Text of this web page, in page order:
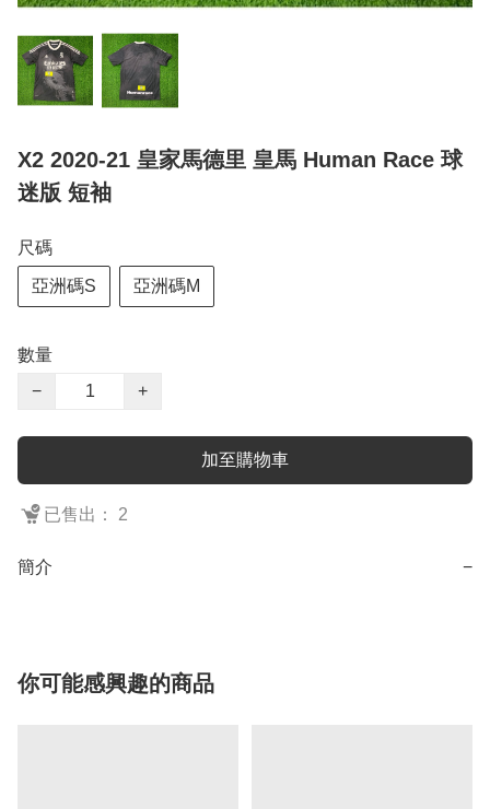
X2 2020-21 皇家馬德里 皇馬 Human Race 球
迷版 短袖
尺碼
亞洲碼S 亞洲碼M
數量
−
+
加至購物車
已售出： 2
簡介 −
你可能感興趣的商品